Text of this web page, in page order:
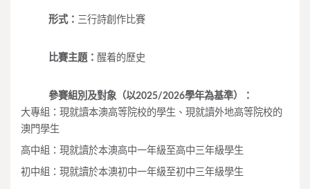
形式： 三行詩創作比賽
比賽主題： 醒着的歷史
參賽組別及對象（以2025/2026學年為基準）：
大專組：現就讀本澳高等院校的學生、現就讀外地高等院校的
澳門學生
高中組：現就讀於本澳高中一年級至高中三年級學生
初中組：現就讀於本澳初中一年級至初中三年級學生